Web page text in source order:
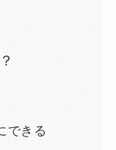
できる